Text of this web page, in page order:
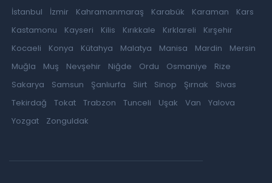
İstanbul
İzmir Kahramanmaraş Karabük Karaman
Kars
Kastamonu
Kayseri Kilis Kırıkkale Kırklareli
Kırşehir
Kocaeli
Konya Kütahya Malatya Manisa Mardin
Mersin
Muğla
Muş Nevşehir Niğde Ordu Osmaniye
Rize
Sakarya
Samsun Şanlıurfa Siirt Sinop Şırnak
Sivas
Tekirdağ
Tokat Trabzon Tunceli Uşak Van
Yalova
Yozgat
Zonguldak